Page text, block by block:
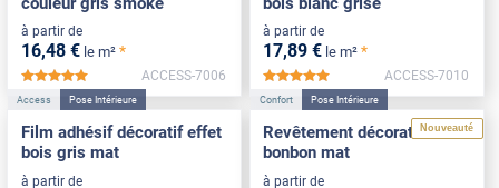
à partir de
16,48 € le m² *
*****
ACCESS-7006
à partir de
17,89 € le m² *
ACCESS-7010
Access Pose Intérieure
Film adhésif décoratif effet
bois gris mat
à partir de
Nouveauté
Confort Pose Intérieure
Revêtement décoratif rose
bonbon mat
à partir de